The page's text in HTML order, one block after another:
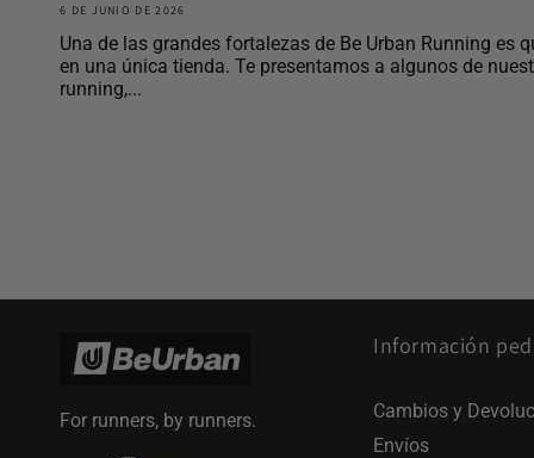
6 DE JUNIO DE 2026
Una de las grandes fortalezas de Be Urban Running es
en una única tienda. Te presentamos a algunos de
running,...
For runners, by runners.
Información
Cambios y
Envíos